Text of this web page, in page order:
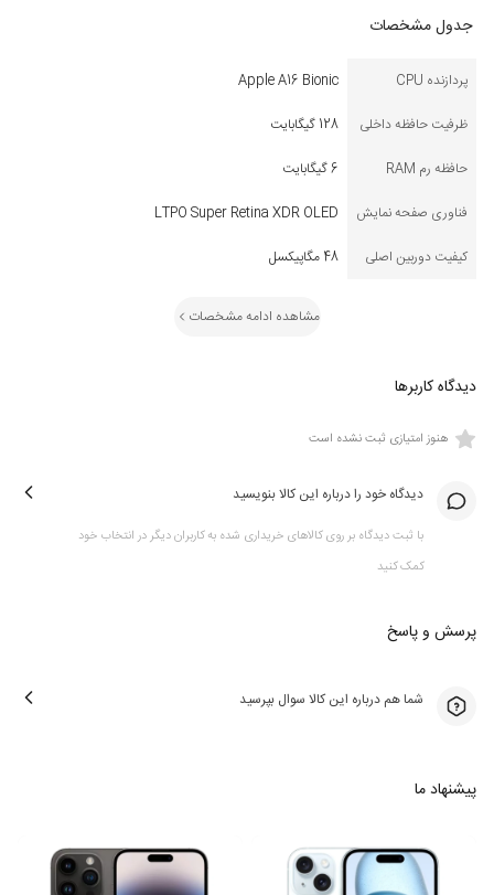
جدول مشخصات
پردازنده CPU
Apple A16 Bionic
ظرفیت حافظه داخلی
128 گیگابایت
حافظه رم RAM
6 گیگابایت
فناوری صفحه نمایش
LTPO Super Retina XDR OLED
کیفیت دوربین اصلی
48 مگاپیکسل
مشاهده ادامه مشخصات
دیدگاه کاربرها
هنوز امتیازی ثبت نشده است
دیدگاه خود را درباره این کالا بنویسید
با ثبت دیدگاه بر روی کالاهای خریداری شده به کاربران دیگر در انتخاب خود
کمک کنید
پرسش و پاسخ
شما هم درباره این کالا سوال بپرسید
پیشنهاد ما